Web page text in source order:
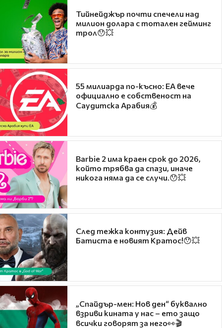
Тийнейджър почти спечели над
милион долара с тотален гейминг
трол😯💥
55 милиарда по-късно: EA вече
официално е собственост на
Саудитска Арабия💰
Barbie 2 има краен срок до 2026,
който трябва да спази, иначе
никога няма да се случи.😯💥
След тежка контузия: Дейв
Батиста е новият Кратос!😯💥
„Спайдър-мен: Нов ден“ буквално
взриви кината у нас – ето защо
всички говорят за него👀🎬